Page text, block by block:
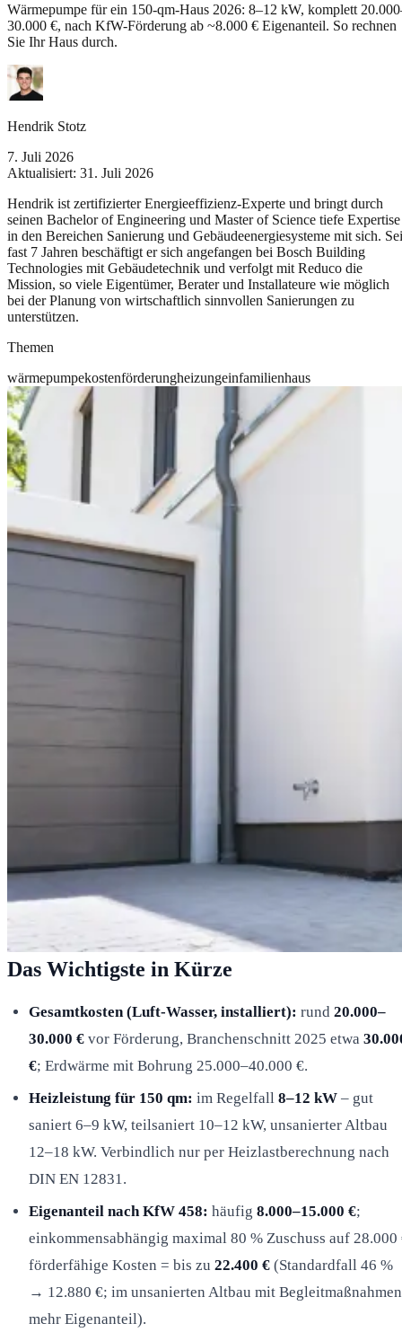
Wärmepumpe für ein 150-qm-Haus 2026: 8–12 kW, komplett
30.000 €, nach KfW-Förderung ab ~8.000 € Eigenanteil. So rechnen
Sie Ihr Haus durch.
Hendrik Stotz
7. Juli 2026
Aktualisiert: 31. Juli 2026
Hendrik ist zertifizierter Energieeffizienz-Experte und bringt durch
seinen Bachelor of Engineering und Master of Science tiefe Expertise
in den Bereichen Sanierung und Gebäudeenergiesysteme mit sich.
fast 7 Jahren beschäftigt er sich angefangen bei Bosch Building
Technologies mit Gebäudetechnik und verfolgt mit Reduco die
Mission, so viele Eigentümer, Berater und Installateure wie möglich
bei der Planung von wirtschaftlich sinnvollen Sanierungen zu
unterstützen.
Themen
wärmepumpekostenförderungheizungeinfamilienhaus
Das Wichtigste in Kürze
Gesamtkosten (Luft-Wasser, installiert): rund 20.000–
30.000 € vor Förderung, Branchenschnitt 2025 etwa
€; Erdwärme mit Bohrung 25.000–40.000 €.
Heizleistung für 150 qm: im Regelfall 8–12 kW – gut
saniert 6–9 kW, teilsaniert 10–12 kW, unsanierter Altbau
12–18 kW. Verbindlich nur per Heizlastberechnung nach
DIN EN 12831.
Eigenanteil nach KfW 458: häufig 8.000–15.000 €;
einkommensabhängig maximal 80 % Zuschuss auf 28.000
förderfähige Kosten = bis zu 22.400 € (Standardfall 46 %
→ 12.880 €; im unsanierten Altbau mit Begleitmaßnahmen
mehr Eigenanteil).